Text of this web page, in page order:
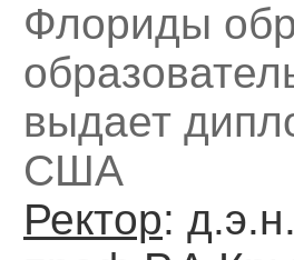
Флориды
выдает
США
Ректор: